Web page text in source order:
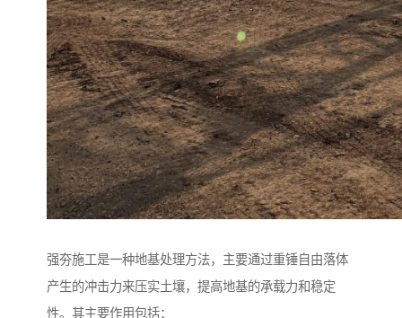
强夯施工是一种地基处理方法，主要通过重锤自由落体
产生的冲击力来压实土壤，提高地基的承载力和稳定
性。其主要作用包括：